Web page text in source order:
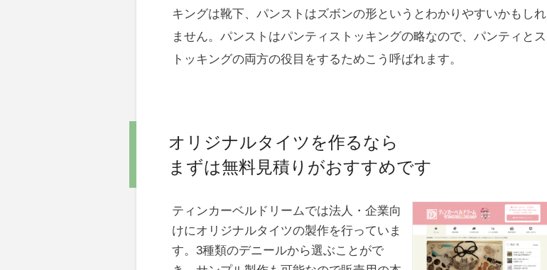
キングは靴下、パンストはズボンの形というとわかりやすいかもしれ
ません。パンストはパンティストッキングの略なので、パンティとス
トッキングの両方の役目をするためこう呼ばれます。
オリジナルタイツを作るなら
まずは無料見積りがおすすめです
ティンカーベルドリームでは法人・企業向
けにオリジナルタイツの製作を行っていま
す。3種類のデニールから選ぶことがで